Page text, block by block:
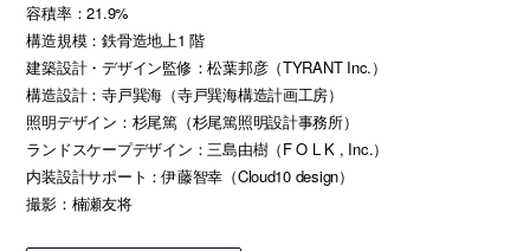
容積率：21.9%
構造規模：鉄骨造地上1 階
建築設計・デザイン監修：松葉邦彦（TYRANT Inc.）
構造設計：寺戸巽海（寺戸巽海構造計画工房）
照明デザイン：杉尾篤（杉尾篤照明設計事務所）
ランドスケープデザイン：三島由樹（F O L K , Inc.）
内装設計サポート：伊藤智幸（Cloud10 design）
撮影：楠瀬友将